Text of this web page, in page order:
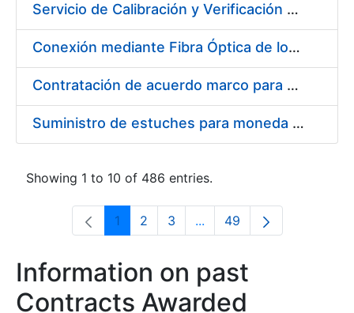
Servicio de Calibración y Verificación Externa de los Equipos de Medición del Servicio de Prevención de la FNMT-RCM
Conexión mediante Fibra Óptica de los Centros de Proceso de Datos (CPDs) de las sedes de la FNMT-RCM de Burgos y Madrid
Contratación de acuerdo marco para el Suministro de Material de Electricidad para la Fábrica Nacional de Moneda y Timbre-Real Casa de la Moneda en su centro de trabajo de Burgos
Suministro de estuches para moneda de 30 €
Showing 1 to 10 of 486 entries.
Page
1 Page
2 Page
3 ...Intermediate Pages Use
Page
49
Information on past
Contracts Awarded